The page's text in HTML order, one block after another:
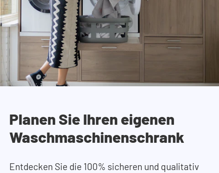
Planen Sie Ihren eigenen
Waschmaschinenschrank
Entdecken Sie die 100% sicheren und qualitativ